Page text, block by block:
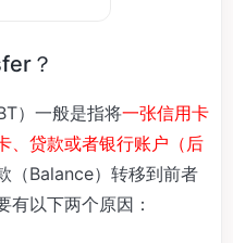
？
）一般是指将一张信用卡
、贷款或者银行账户（后
（Balance）转移到前者
有以下两个原因：